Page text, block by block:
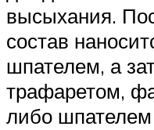
высыхания.
состав
шпателем, а
трафаретом,
либо шпателем